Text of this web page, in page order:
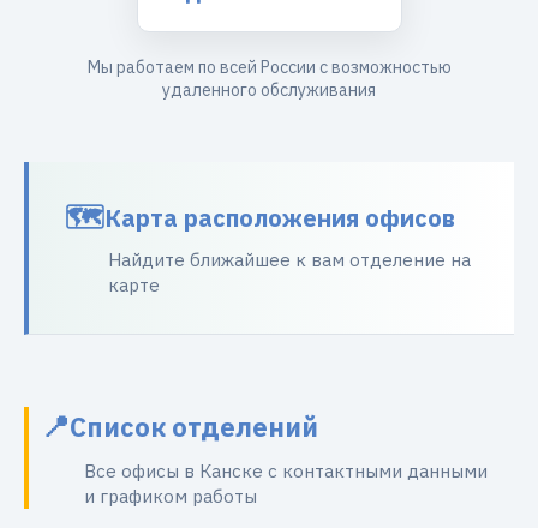
Мы работаем по всей России с возможностью
удаленного обслуживания
Карта расположения офисов
Найдите ближайшее к вам отделение на
карте
Список отделений
Все офисы в Канске с контактными данными
и графиком работы